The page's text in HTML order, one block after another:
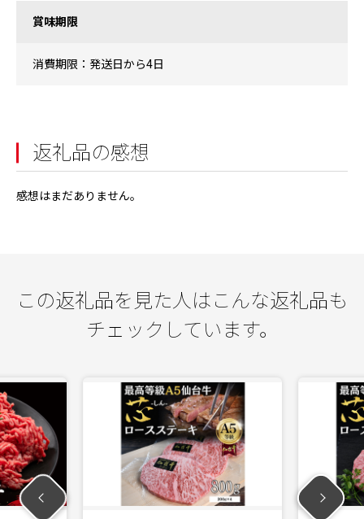
賞味期限
消費期限：発送日から4日
返礼品の感想
感想はまだありません。
この返礼品を見た人はこんな返礼品も
チェックしています。